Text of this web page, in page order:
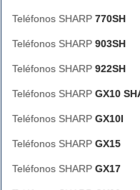
Teléfonos SHARP 770SH
Teléfonos SHARP 903SH
Teléfonos SHARP 922SH
Teléfonos SHARP GX10
Teléfonos SHARP GX10I
Teléfonos SHARP GX15
Teléfonos SHARP GX17